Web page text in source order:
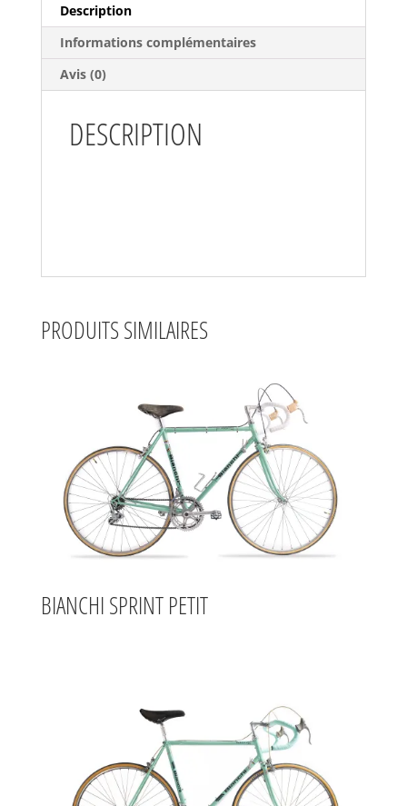
Description
Informations complémentaires
Avis (0)
DESCRIPTION
PRODUITS SIMILAIRES
BIANCHI SPRINT PETIT